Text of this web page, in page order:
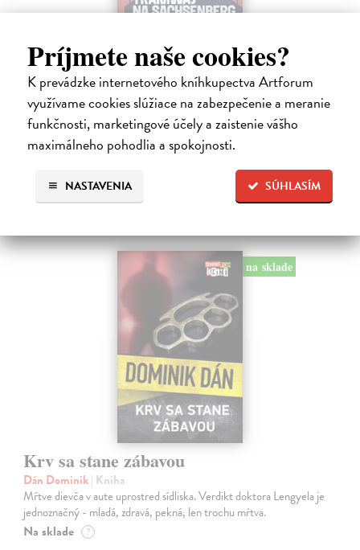
Príjmete naše cookies?
K prevádzke internetového kníhkupectva Artforum
využívame cookies slúžiace na zabezpečenie a meranie
funkčnosti, marketingové účely a zaistenie vášho
maximálneho pohodlia a spokojnosti.
SÚHLASÍM
NASTAVENIA
Tramwaj na Sachsenberg
Sagitarius Petr| Kniha
Tramwaj Cafe je kavárna v polském Těšíně a zároveň místo, kde se
sbíhají všechny nitky související s dalším brutálním zločinem, který
musí vyřešit Roman Saran, major ostravské kriminálky, a jeho tým.
Jak…
Zasielame do 12 dní
15,91 €
16,40 €
na sklade
Krv sa stane zábavou
Dán Dominik| Kniha
Mŕtve dievča v aute uprostred sídliska. Verdikt doktora Lengyela je
jednoznačný - mladá, zdravá, pekná, len trochu mŕtva.
Na sklade ?